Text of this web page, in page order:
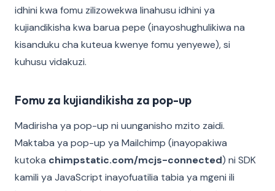
idhini kwa fomu zilizowekwa linahusu idhini ya
kujiandikisha kwa barua pepe (inayoshughulikiwa na
kisanduku cha kuteua kwenye fomu yenyewe), si
kuhusu vidakuzi.
Fomu za kujiandikisha za pop-up
Madirisha ya pop-up ni uunganisho mzito zaidi.
Maktaba ya pop-up ya Mailchimp (inayopakiwa
kutoka chimpstatic.com/mcjs-connected) ni SDK
kamili ya JavaScript inayofuatilia tabia ya mgeni ili